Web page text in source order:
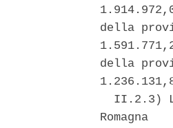
della
della
II.2.3)
Romagna